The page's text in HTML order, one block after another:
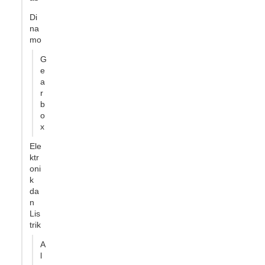
Di
na
mo
G
e
a
r
b
o
x
Ele
ktr
oni
k
da
n
Lis
trik
A
l